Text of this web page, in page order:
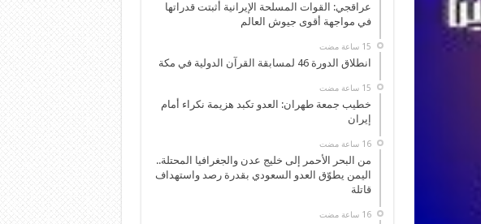
عراقجي: القوات المسلحة الإيرانية أثبتت قدراتها
في مواجهة أقوى جيوش العالم
انطلاق الدورة 46 لمسابقة القرآن الدولية في مكة
خطيب جمعة طهران: العدو تكبد هزيمة نكراء أمام
إيران
‏16 ساعة مضت
من البحر الأحمر إلى خليج عدن والجغرافيا المحتلة..
اليمن يطوّق العدو السعودي بقدرة رصد واستهداف
قاتلة
‏16 ساعة مضت